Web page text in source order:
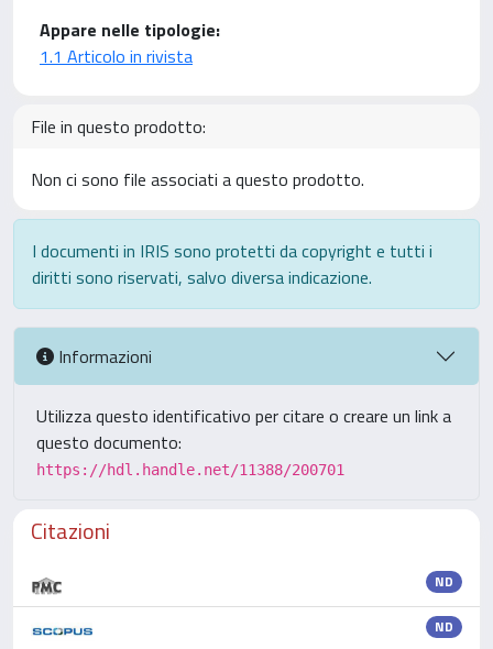
Appare nelle tipologie:
1.1 Articolo in rivista
File in questo prodotto:
Non ci sono file associati a questo prodotto.
I documenti in IRIS sono protetti da copyright e tutti i
diritti sono riservati, salvo diversa indicazione.
Informazioni
Utilizza questo identificativo per citare o creare un link a
questo documento:
https://hdl.handle.net/11388/200701
Citazioni
ND
ND